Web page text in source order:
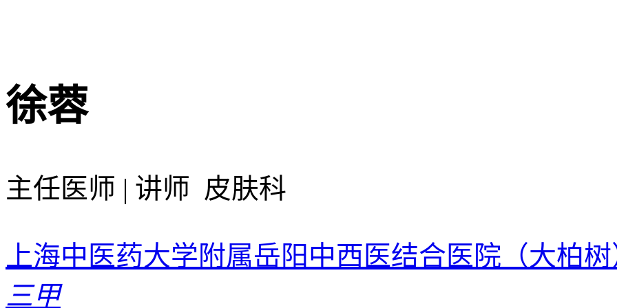
徐蓉
主任医师 | 讲师 皮肤科
上海中医药大学附属岳阳中西医结合医院（大柏
三甲